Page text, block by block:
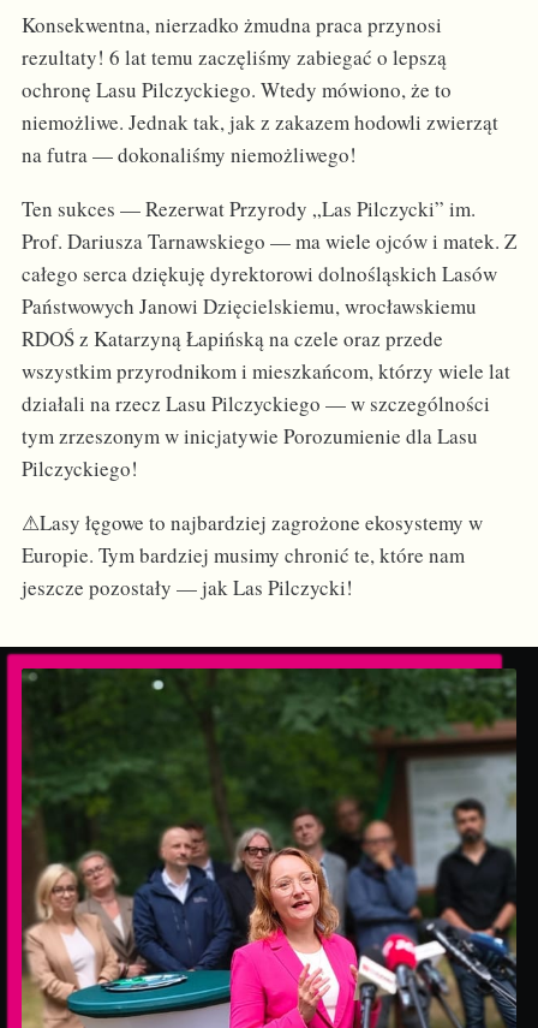
Konsekwentna, nierzadko żmudna praca przynosi
rezultaty! 6️ lat temu zaczęliśmy zabiegać o lepszą
ochronę Lasu Pilczyckiego. Wtedy mówiono, że to
niemożliwe. Jednak tak, jak z zakazem hodowli zwierząt
na futra — dokonaliśmy niemożliwego!
Ten sukces — Rezerwat Przyrody „Las Pilczycki” im.
Prof. Dariusza Tarnawskiego — ma wiele ojców i matek. Z
całego serca dziękuję dyrektorowi dolnośląskich Lasów
Państwowych Janowi Dzięcielskiemu, wrocławskiemu
RDOŚ z Katarzyną Łapińską na czele oraz przede
wszystkim przyrodnikom i mieszkańcom, którzy wiele lat
działali na rzecz Lasu Pilczyckiego — w szczególności
tym zrzeszonym w inicjatywie Porozumienie dla Lasu
Pilczyckiego!
⚠Lasy łęgowe to najbardziej zagrożone ekosystemy w
Europie. Tym bardziej musimy chronić te, które nam
jeszcze pozostały — jak Las Pilczycki!